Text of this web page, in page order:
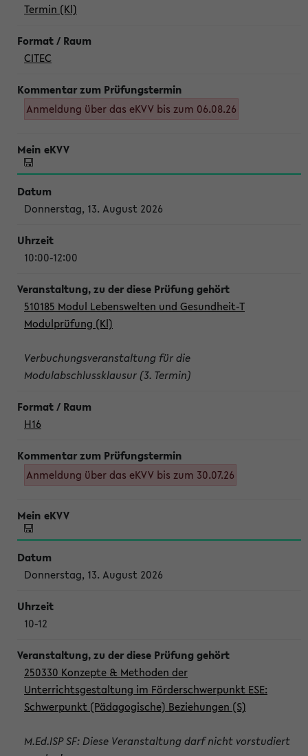
Termin (Kl)
CITEC
Anmeldung über das eKVV bis zum 06.08.26
Donnerstag, 13. August 2026
10:00-12:00
510185 Modul Lebenswelten und Gesundheit-T
Modulprüfung (Kl)
Verbuchungsveranstaltung für die
Modulabschlussklausur (3. Termin)
H16
Anmeldung über das eKVV bis zum 30.07.26
Donnerstag, 13. August 2026
10-12
250330 Konzepte & Methoden der
Unterrichtsgestaltung im Förderschwerpunkt ESE:
Schwerpunkt (Pädagogische) Beziehungen (S)
M.Ed.ISP SF: Diese Veranstaltung darf nicht vorstudiert